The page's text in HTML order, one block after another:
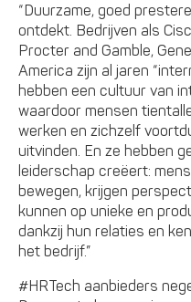
“Duurzame, goed
ontdekt. Bedrijven als
Procter and Gamble,
America zijn al jaren
hebben een cultuur van
waardoor mensen
werken en zichzelf
uitvinden. En ze hebben
leiderschap creëert:
bewegen, krijgen
kunnen op unieke en
dankzij hun relaties en
het bedrijf.”
#HRTech aanbieders